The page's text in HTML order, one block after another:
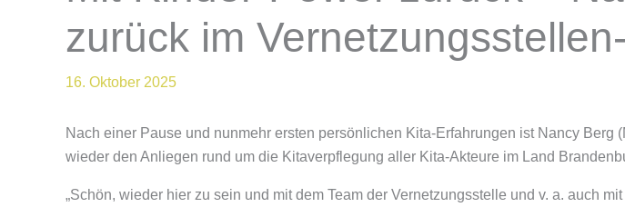
zurück im
16. Oktober 2025
Nach einer Pause und nunmehr ersten persönlichen Kita-Erfahrungen ist Nancy
wieder den Anliegen rund um die Kitaverpflegung aller Kita-Akteure im Land
„Schön, wieder hier zu sein und mit dem Team der Vernetzungsstelle und v. a. auch